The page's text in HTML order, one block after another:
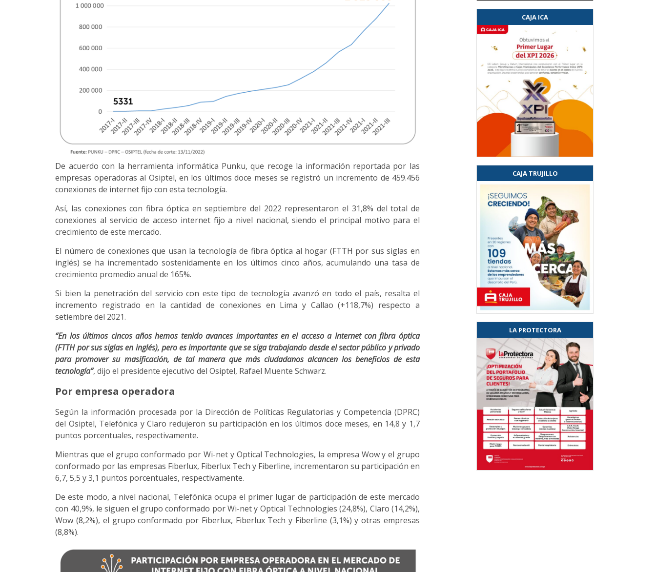
De acuerdo con la herramienta informática Punku, que recoge la información reportada por las
empresas operadoras al Osiptel, en los últimos doce meses se registró un incremento de 459.456
conexiones de internet fijo con esta tecnología.
Así, las conexiones con fibra óptica en septiembre del 2022 representaron el 31,8% del total de
conexiones al servicio de acceso internet fijo a nivel nacional, siendo el principal motivo para el
crecimiento de este mercado.
El número de conexiones que usan la tecnología de fibra óptica al hogar (FTTH por sus siglas en
inglés) se ha incrementado sostenidamente en los últimos cinco años, acumulando una tasa de
crecimiento promedio anual de 165%.
Si bien la penetración del servicio con este tipo de tecnología avanzó en todo el país, resalta el
incremento registrado en la cantidad de conexiones en Lima y Callao (+118,7%) respecto a
setiembre del 2021.
“En los últimos cincos años hemos tenido avances importantes en el acceso a Internet con fibra óptica
(FTTH por sus siglas en inglés), pero es importante que se siga trabajando desde el sector público y privado
para promover su masificación, de tal manera que más ciudadanos alcancen los beneficios de esta
tecnología”, dijo el presidente ejecutivo del Osiptel, Rafael Muente Schwarz.
Por empresa operadora
Según la información procesada por la Dirección de Políticas Regulatorias y Competencia (DPRC)
del Osiptel, Telefónica y Claro redujeron su participación en los últimos doce meses, en 14,8 y 1,7
puntos porcentuales, respectivamente.
Mientras que el grupo conformado por Wi-net y Optical Technologies, la empresa Wow y el grupo
conformado por las empresas Fiberlux, Fiberlux Tech y Fiberline, incrementaron su participación en
6,7, 5,5 y 3,1 puntos porcentuales, respectivamente.
De este modo, a nivel nacional, Telefónica ocupa el primer lugar de participación de este mercado
con 40,9%, le siguen el grupo conformado por Wi-net y Optical Technologies (24,8%), Claro (14,2%),
Wow (8,2%), el grupo conformado por Fiberlux, Fiberlux Tech y Fiberline (3,1%) y otras empresas
(8,8%).
CAJA ICA
CAJA TRUJILLO
LA PROTECTORA